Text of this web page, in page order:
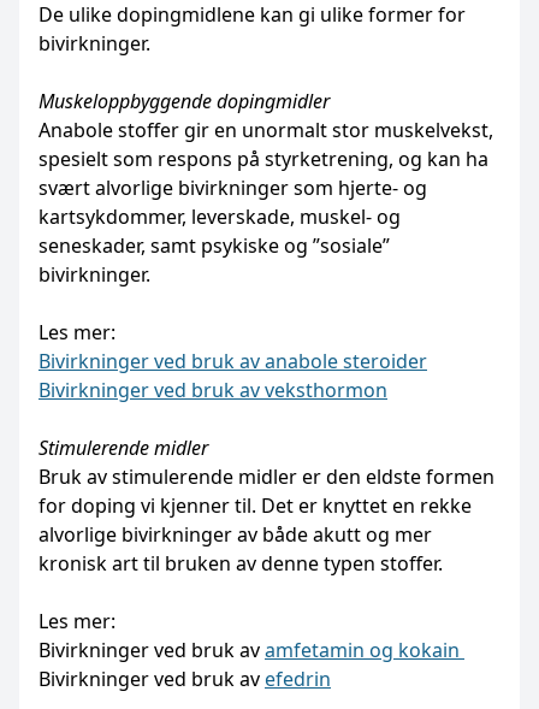
De ulike dopingmidlene kan gi ulike former for
bivirkninger.
Muskeloppbyggende dopingmidler
Anabole stoffer gir en unormalt stor muskelvekst,
spesielt som respons på styrketrening, og kan ha
svært alvorlige bivirkninger som hjerte- og
kartsykdommer, leverskade, muskel- og
seneskader, samt psykiske og ”sosiale”
bivirkninger.
Les mer:
Bivirkninger ved bruk av anabole steroider
Bivirkninger ved bruk av veksthormon
Stimulerende midler
Bruk av stimulerende midler er den eldste formen
for doping vi kjenner til. Det er knyttet en rekke
alvorlige bivirkninger av både akutt og mer
kronisk art til bruken av denne typen stoffer.
Les mer:
Bivirkninger ved bruk avamfetamin og kokain
Bivirkninger ved bruk avefedrin